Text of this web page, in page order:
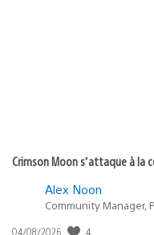
Crimson Moon s’attaque à la
Alex Noon
Community Manager,
Date
04/08/2026 4